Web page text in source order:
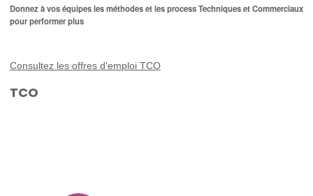
Donnez à vos équipes les méthodes et les process Techniques et Commerciaux
pour performer plus
Consultez les offres d'emploi TCO
TCO